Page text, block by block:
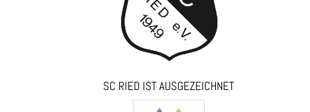
SC RIED IST AUSGEZEICHNET